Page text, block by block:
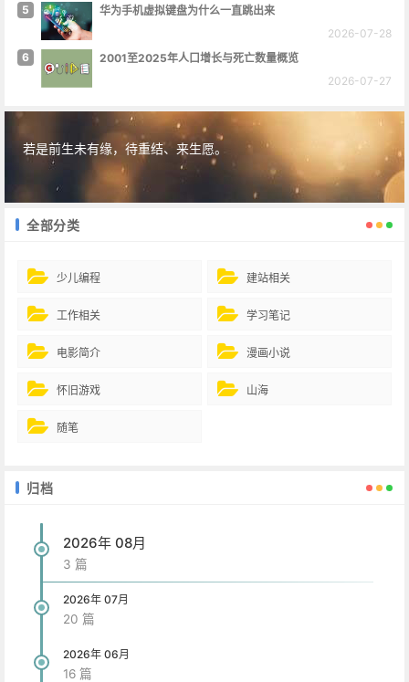
5
华为手机虚拟键盘为什么一直跳出来
2026-07-28
6
2001至2025年人口增长与死亡数量概览
2026-07-27
若是前生未有缘，待重结、来生愿。
全部分类
少儿编程 建站相关
工作相关 学习笔记
电影简介 漫画小说
怀旧游戏 山海
随笔
归档
2026年 08月
3 篇
2026年 07月
20 篇
2026年 06月
16 篇